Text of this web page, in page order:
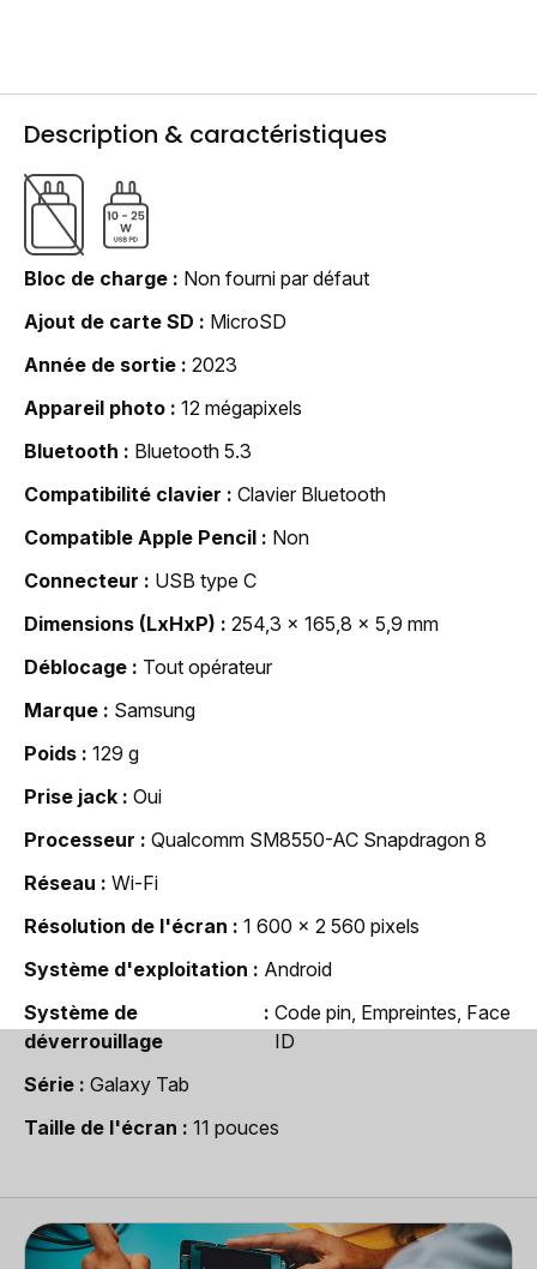
Description & caractéristiques
Bloc de charge
Non fourni par défaut
Ajout de carte SD
MicroSD
Année de sortie
2023
Appareil photo
12 mégapixels
Bluetooth
Bluetooth 5.3
Compatibilité clavier
Clavier Bluetooth
Compatible Apple Pencil
Non
Connecteur
USB type C
Dimensions (LxHxP)
254,3 x 165,8 x 5,9 mm
Déblocage
Tout opérateur
Marque
Samsung
Poids
129 g
Prise jack
Oui
Processeur
Qualcomm SM8550-AC Snapdragon 8
Réseau
Wi-Fi
Résolution de l'écran
1 600 x 2 560 pixels
Système d'exploitation
Android
Système de
déverrouillage
Code pin, Empreintes, Face
ID
Série
Galaxy Tab
Taille de l'écran
11 pouces